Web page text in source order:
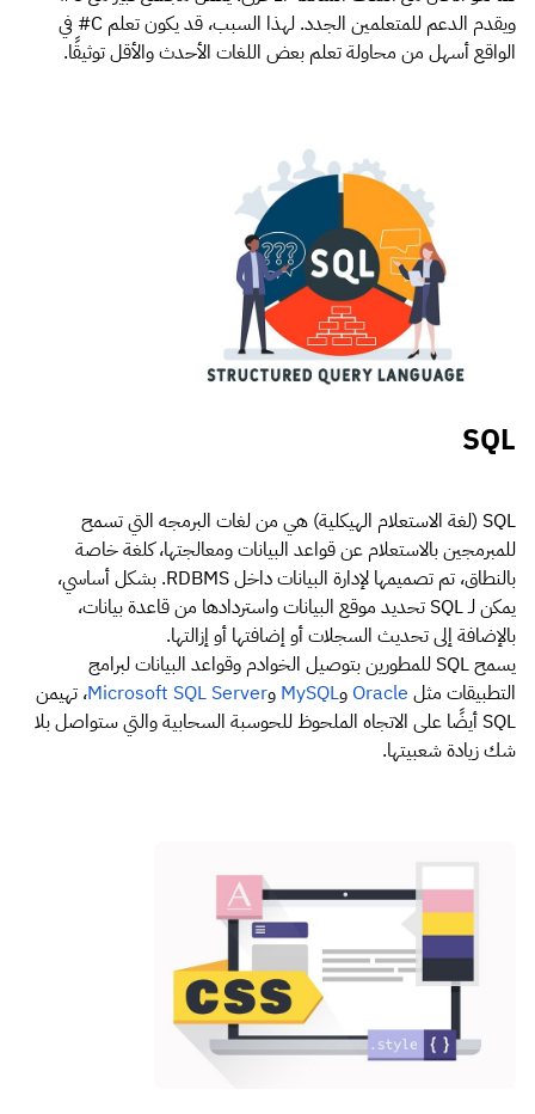
ويقدم الدعم للمتعلمين الجدد. لهذا السبب، قد يكون تعلم C# في
الواقع أسهل من محاولة تعلم بعض اللغات الأحدث والأقل توثيقًا.
SQL
SQL (لغة الاستعلام الهيكلية) هي من لغات البرمجه التي تسمح
للمبرمجين بالاستعلام عن قواعد البيانات ومعالجتها، كلغة خاصة
بالنطاق، تم تصميمها لإدارة البيانات داخل RDBMS. بشكل أساسي،
يمكن لـ SQL تحديد موقع البيانات واستردادها من قاعدة بيانات،
بالإضافة إلى تحديث السجلات أو إضافتها أو إزالتها.
يسمح SQL للمطورين بتوصيل الخوادم وقواعد البيانات لبرامج
التطبيقات مثل Oracle وMySQL وMicrosoft SQL Server، تهيمن
SQL أيضًا على الاتجاه الملحوظ للحوسبة السحابية والتي ستواصل بلا
شك زيادة شعبيتها.